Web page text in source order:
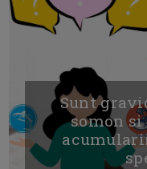
Sunt
somon si